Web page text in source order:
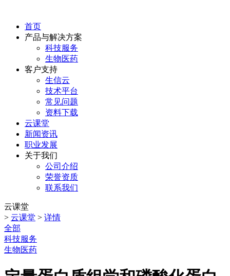
首页
产品与解决方案
科技服务
生物医药
客户支持
生信云
技术平台
常见问题
资料下载
云课堂
新闻资讯
职业发展
关于我们
公司介绍
荣誉资质
联系我们
云课堂
> 云课堂 > 详情
全部
科技服务
生物医药